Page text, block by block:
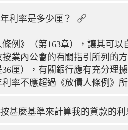
利率是多少厘？
例》（第163章），讓其可以
業內公會的有關指引所列的
厘），有關銀行應有充分理
率不應超過《放債人條例》
甚麼基準來計算我的貸款的利